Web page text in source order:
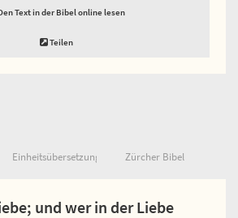
Text in der Bibel online lesen
Teilen
Einheitsübersetzung Zürcher Bibel
und wer in der Liebe